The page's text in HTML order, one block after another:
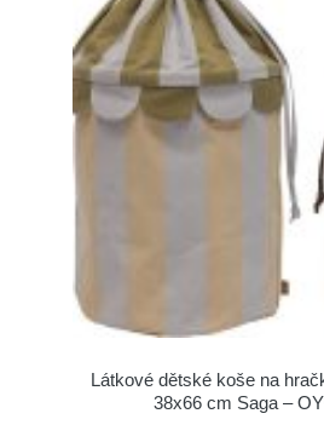
Látkové dětské koše na
38x66 cm Saga –